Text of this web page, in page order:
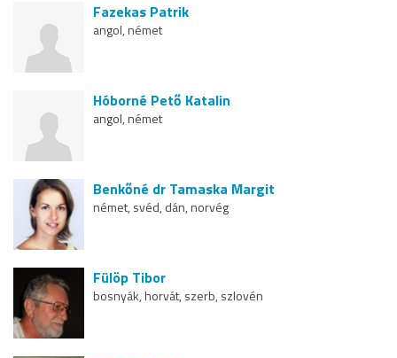
Fazekas Patrik
angol, német
Hóborné Pető Katalin
angol, német
Benkőné dr Tamaska Margit
német, svéd, dán, norvég
Fülöp Tibor
bosnyák, horvát, szerb, szlovén